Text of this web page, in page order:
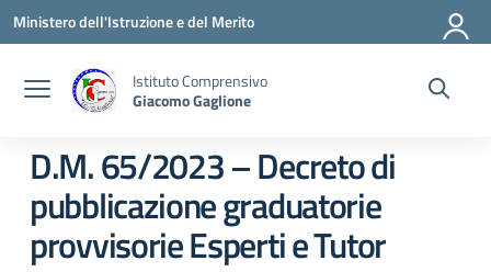
Vai ai contenuti
Vai al menu di navigazione
Vai al footer
Ministero dell'Istruzione e del Merito
Istituto Comprensivo
Giacomo Gaglione
D.M. 65/2023 – Decreto di
pubblicazione graduatorie
provvisorie Esperti e Tutor